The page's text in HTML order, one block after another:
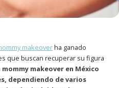
makeoverha ganado
que buscan recuperar su figura
mommy makeover en México
dependiendo de varios